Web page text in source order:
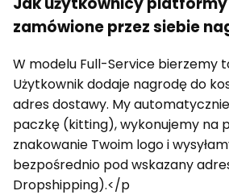
zamówione przez siebie
W modelu Full-Service bierzemy
Użytkownik dodaje nagrodę do
adres dostawy. My
paczkę (kitting), wykonujemy na
znakowanie Twoim logo i
bezpośrednio pod wskazany
Dropshipping).</p